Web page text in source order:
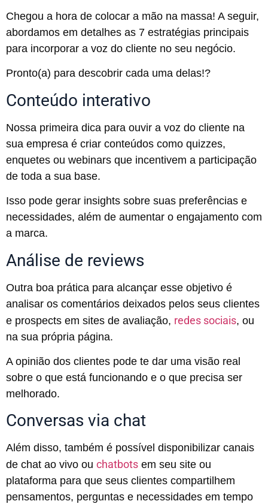
Chegou a hora de colocar a mão na massa! A seguir,
abordamos em detalhes as 7 estratégias principais
para incorporar a voz do cliente no seu negócio.
Pronto(a) para descobrir cada uma delas!?
Conteúdo interativo
Nossa primeira dica para ouvir a voz do cliente na
sua empresa é criar conteúdos como quizzes,
enquetes ou webinars que incentivem a participação
de toda a sua base.
Isso pode gerar insights sobre suas preferências e
necessidades, além de aumentar o engajamento com
a marca.
Análise de reviews
Outra boa prática para alcançar esse objetivo é
analisar os comentários deixados pelos seus clientes
e prospects em sites de avaliação, redes sociais, ou
na sua própria página.
A opinião dos clientes pode te dar uma visão real
sobre o que está funcionando e o que precisa ser
melhorado.
Conversas via chat
Além disso, também é possível disponibilizar canais
de chat ao vivo ou chatbots em seu site ou
plataforma para que seus clientes compartilhem
pensamentos, perguntas e necessidades em tempo